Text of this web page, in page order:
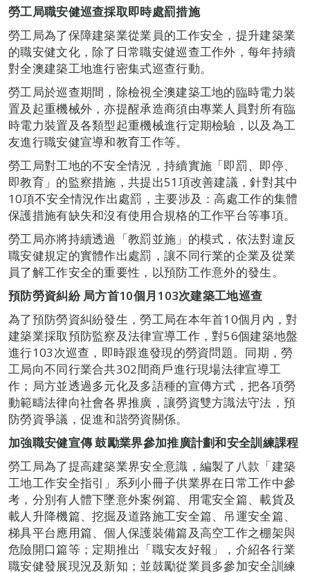
勞工局職安健巡查採取即時處罰措施
勞工局為了保障建築業從業員的工作安全，提升建築業
的職安健文化，除了日常職安健巡查工作外，每年持續
對全澳建築工地進行密集式巡查行動。
勞工局於巡查期間，除檢視全澳建築工地的臨時電力裝
置及起重機械外，亦提醒承造商須由專業人員對所有臨
時電力裝置及各類型起重機械進行定期檢驗，以及為工
友進行職安健宣導和教育工作等。
勞工局對工地的不安全情況，持續實施「即罰、即停、
即教育」的監察措施，共提出51項改善建議，針對其中
10項不安全情況作出處罰，主要涉及：高處工作的集體
保護措施有缺失和沒有使用合規格的工作平台等事項。
勞工局亦將持續透過「教罰並施」的模式，依法對違反
職安健規定的實體作出處罰，讓不同行業的企業及從業
員了解工作安全的重要性，以預防工作意外的發生。
預防勞資糾紛 局方首10個月103次建築工地巡查
為了預防勞資糾紛發生，勞工局在本年首10個月內，對
建築業採取預防監察及法律宣導工作，對56個建築地盤
進行103次巡查，即時跟進發現的勞資問題。同期，勞
工局向不同行業合共302間商戶進行現場法律宣導工
作；局方並透過多元化及多語種的宣傳方式，把各項勞
動範疇法律向社會各界推廣，讓勞資雙方識法守法，預
防勞資爭議，促進和諧勞資關係。
加強職安健宣傳鼓勵業界參加推廣計劃和安全訓練課程
勞工局為了提高建築業界安全意識，編製了八款「建築
工地工作安全指引」系列小冊子供業界在日常工作中參
考，分別有人體下墜意外案例篇、用電安全篇、載貨及
載人升降機篇、挖掘及道路施工安全篇、吊運安全篇、
梯具平台應用篇、個人保護裝備篇及高空工作之棚架與
危險開口篇等；定期推出「職安友好報」，介紹各行業
職安健發展現況及新知；並鼓勵從業員多參加安全訓練